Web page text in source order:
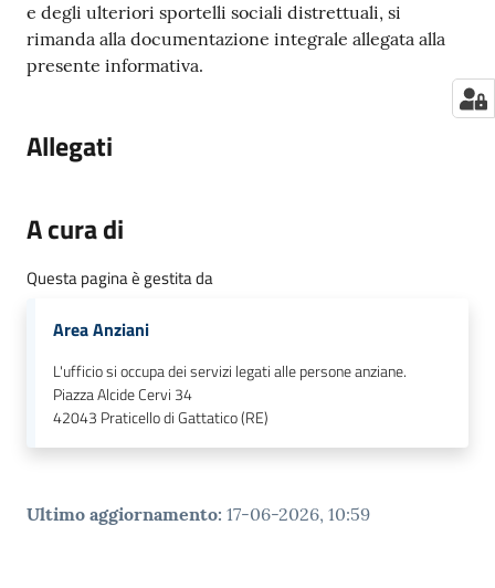
e degli ulteriori sportelli sociali distrettuali, si
rimanda alla documentazione integrale allegata alla
presente informativa.
Allegati
A cura di
Questa pagina è gestita da
Area Anziani
L'ufficio si occupa dei servizi legati alle persone anziane.
Piazza Alcide Cervi 34
42043 Praticello di Gattatico (RE)
Ultimo aggiornamento: 17-06-2026, 10:59